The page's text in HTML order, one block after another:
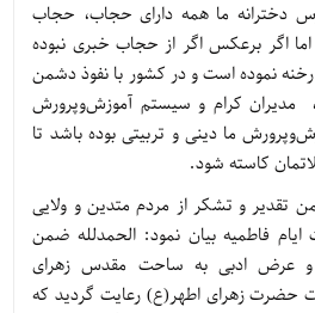
دخترانه ما همه دارای حجاب، حجاب
اگر برعکس اگر از حجاب خبری نبوده
نموده است و در کشور با نفوذ دشمن
مدیران کرام و سیستم آموزش‌وپرورش
ما دینی و تربیتی بوده باشد تا
کاسته شود.
تقدیر و تشکر از مردم متدین و ولایی
فاطمیه بیان نمود: الحمدلله ضمن
عرض ادبی به ساحت مقدس زهرای
حضرت زهرای اطهر(ع) رعایت گردید که